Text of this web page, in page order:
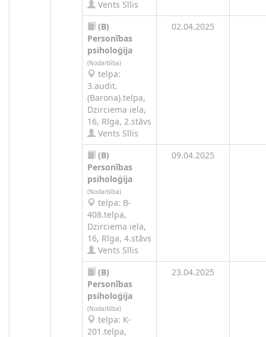
Vents Sīlis
(B)
Personības
psiholoģija
(Nodarbība)
telpa:
3.audit.
(Barona).telpa,
Dzirciema iela,
16, Rīga, 2.stāvs
Vents Sīlis
02.04.2025
(B)
Personības
psiholoģija
(Nodarbība)
telpa: B-
408.telpa,
Dzirciema iela,
16, Rīga, 4.stāvs
Vents Sīlis
09.04.2025
(B)
Personības
psiholoģija
(Nodarbība)
telpa: K-
201.telpa,
23.04.2025